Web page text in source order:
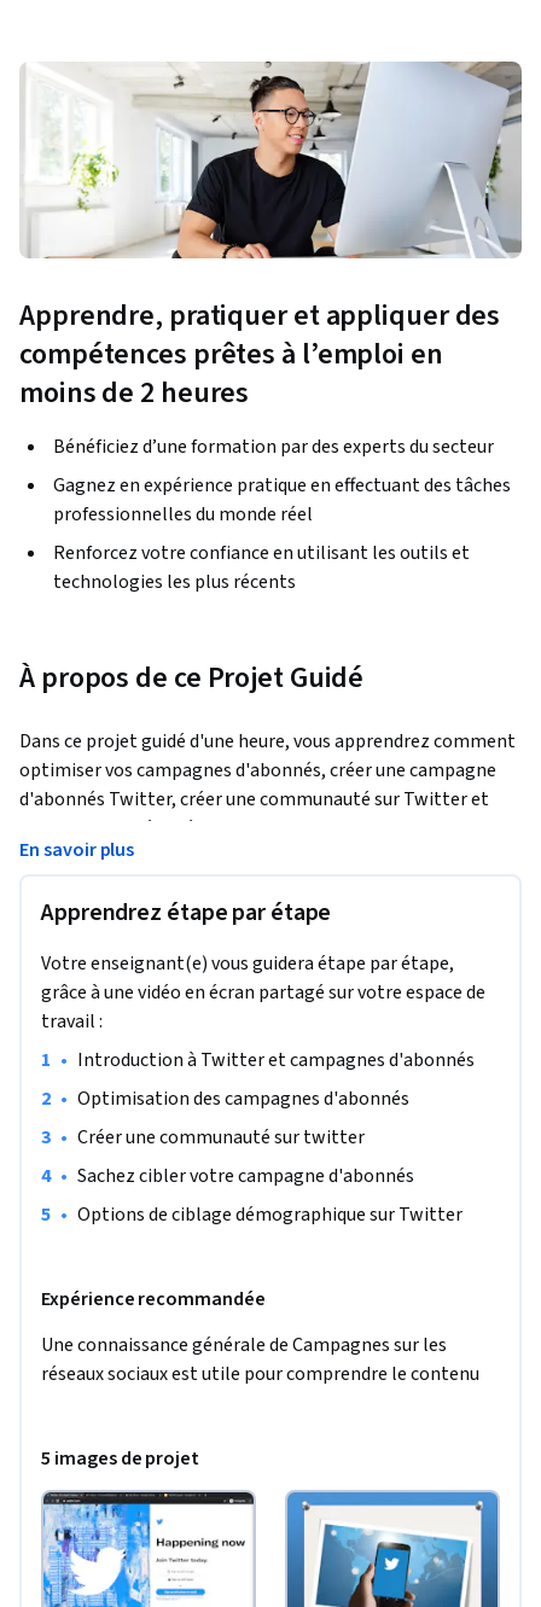
Apprendre, pratiquer et appliquer des
compétences prêtes à l’emploi en
moins de 2 heures
Bénéficiez d’une formation par des experts du secteur
Gagnez en expérience pratique en effectuant des tâches
professionnelles du monde réel
Renforcez votre confiance en utilisant les outils et
technologies les plus récents
À propos de ce Projet Guidé
Dans ce projet guidé d'une heure, vous apprendrez comment
optimiser vos campagnes d'abonnés, créer une campagne
d'abonnés Twitter, créer une communauté sur Twitter et
cibler des données démographiques sur Twitter.
À la fin de ce projet, vous serez en mesure d'optimiser vos
campagnes d'abonnés, de créer une campagne d'abonnés
Twitter, de créer une communauté sur Twitter et de cibler
des données démographiques sur Twitter.
En savoir plus
Apprendrez étape par étape
Votre enseignant(e) vous guidera étape par étape,
grâce à une vidéo en écran partagé sur votre espace de
travail :
• Introduction à Twitter et campagnes d'abonnés
• Optimisation des campagnes d'abonnés
• Créer une communauté sur twitter
• Sachez cibler votre campagne d'abonnés
• Options de ciblage démographique sur Twitter
Expérience recommandée
Une connaissance générale de Campagnes sur les
réseaux sociaux est utile pour comprendre le contenu
5 images de projet